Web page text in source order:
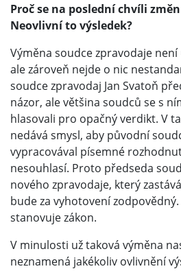
Proč se na poslední chvíli
Neovlivní to výsledek?
Výměna soudce zpravodaje
ale zároveň nejde o nic
soudce zpravodaj Jan Svatoň
názor, ale většina soudců se s
hlasovali pro opačný verdikt. V
nedává smysl, aby původní
vypracovával písemné
nesouhlasí. Proto předseda
nového zpravodaje, který
bude za vyhotovení
stanovuje zákon.
V minulosti už taková výměna
neznamená jakékoliv ovlivnění